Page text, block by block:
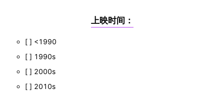
上映时间：
[ ] <1990
[ ] 1990s
[ ] 2000s
[ ] 2010s